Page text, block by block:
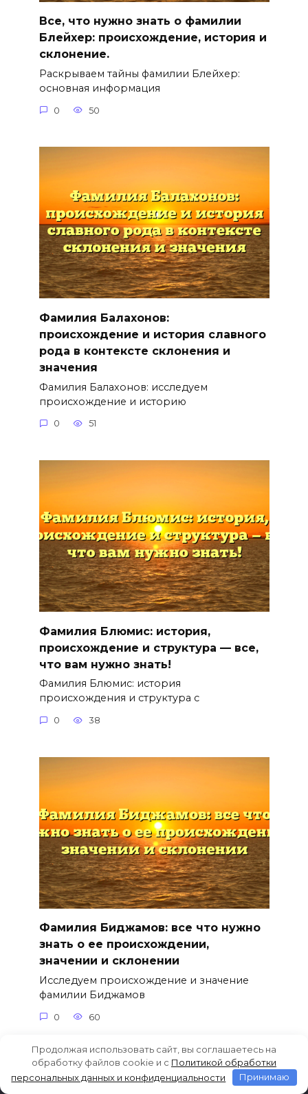
Все, что нужно знать о фамилии
Блейхер: происхождение, история и
склонение.
Раскрываем тайны фамилии Блейхер:
основная информация
0 50
Фамилия Балахонов:
происхождение и история славного
рода в контексте склонения и
значения
Фамилия Балахонов: исследуем
происхождение и историю
0 51
Фамилия Блюмис: история,
происхождение и структура — все,
что вам нужно знать!
Фамилия Блюмис: история
происхождения и структура с
0 38
Фамилия Биджамов: все что нужно
знать о ее происхождении,
значении и склонении
Исследуем происхождение и значение
фамилии Биджамов
0 60
Продолжая использовать сайт, вы соглашаетесь на
обработку файлов cookie и c Политикой обработки
персональных данных и конфиденциальности
Принимаю